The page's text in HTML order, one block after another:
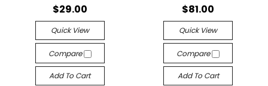
$29.00
Quick View
Compare
Add To Cart
$81.00
Quick View
Compare
Add To Cart